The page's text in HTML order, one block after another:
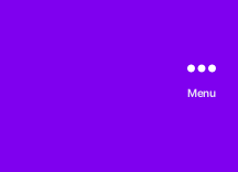
Menu